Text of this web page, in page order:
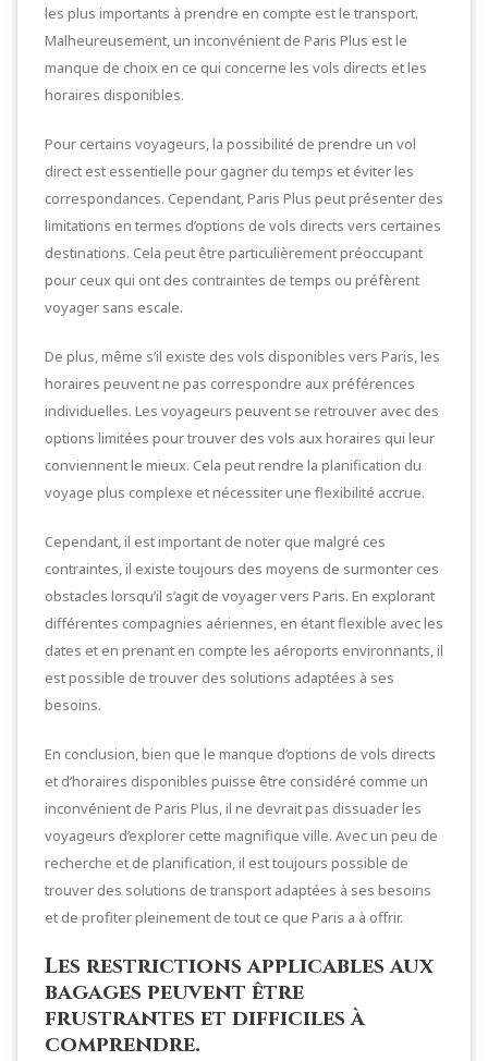
les plus importants à prendre en compte est le transport.
Malheureusement, un inconvénient de Paris Plus est le
manque de choix en ce qui concerne les vols directs et les
horaires disponibles.
Pour certains voyageurs, la possibilité de prendre un vol
direct est essentielle pour gagner du temps et éviter les
correspondances. Cependant, Paris Plus peut présenter des
limitations en termes d’options de vols directs vers certaines
destinations. Cela peut être particulièrement préoccupant
pour ceux qui ont des contraintes de temps ou préfèrent
voyager sans escale.
De plus, même s’il existe des vols disponibles vers Paris, les
horaires peuvent ne pas correspondre aux préférences
individuelles. Les voyageurs peuvent se retrouver avec des
options limitées pour trouver des vols aux horaires qui leur
conviennent le mieux. Cela peut rendre la planification du
voyage plus complexe et nécessiter une flexibilité accrue.
Cependant, il est important de noter que malgré ces
contraintes, il existe toujours des moyens de surmonter ces
obstacles lorsqu’il s’agit de voyager vers Paris. En explorant
différentes compagnies aériennes, en étant flexible avec les
dates et en prenant en compte les aéroports environnants, il
est possible de trouver des solutions adaptées à ses
besoins.
En conclusion, bien que le manque d’options de vols directs
et d’horaires disponibles puisse être considéré comme un
inconvénient de Paris Plus, il ne devrait pas dissuader les
voyageurs d’explorer cette magnifique ville. Avec un peu de
recherche et de planification, il est toujours possible de
trouver des solutions de transport adaptées à ses besoins
et de profiter pleinement de tout ce que Paris a à offrir.
Les restrictions applicables aux
bagages peuvent être
frustrantes et difficiles à
comprendre.